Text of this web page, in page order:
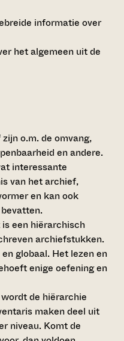
informatie over
het algemeen uit de
o.m. de omvang,
en andere.
interessante
van het archief,
en kan ook
een hiërarchisch
archiefstukken.
globaal. Het lezen en
enige oefening en
de hiërarchie
maken deel uit
niveau. Komt de